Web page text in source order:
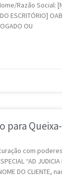
Razão Social:
ESCRITÓRIO]
OU
para
com
“AD JUDICIA
DO CLIENTE,